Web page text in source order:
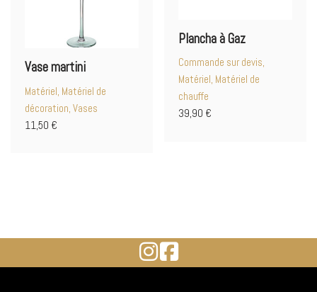
Vase martini
Matériel, Matériel de
décoration, Vases
11,50 €
Plancha à Gaz
Commande sur devis,
Matériel, Matériel de
chauffe
39,90 €